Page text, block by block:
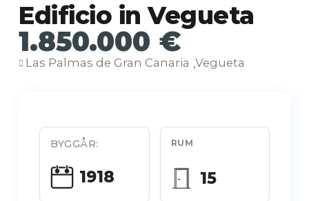
Edificio in Vegueta
1.850.000 €
Las Palmas de Gran Canaria ,Vegueta
BYGGÅR:
1918
RUM
15